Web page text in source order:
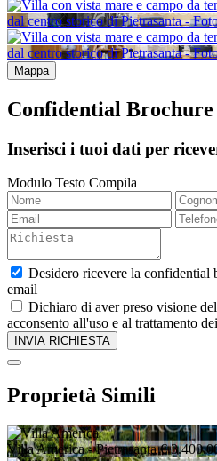
Mappa
Confidential Brochure
Inserisci i tuoi dati per
Modulo Testo Compila
Desidero ricevere la confidential
email
Dichiaro di aver preso visione
acconsento all'uso e al trattamento
Proprietà Simili
Villa America- Pietrasanta €